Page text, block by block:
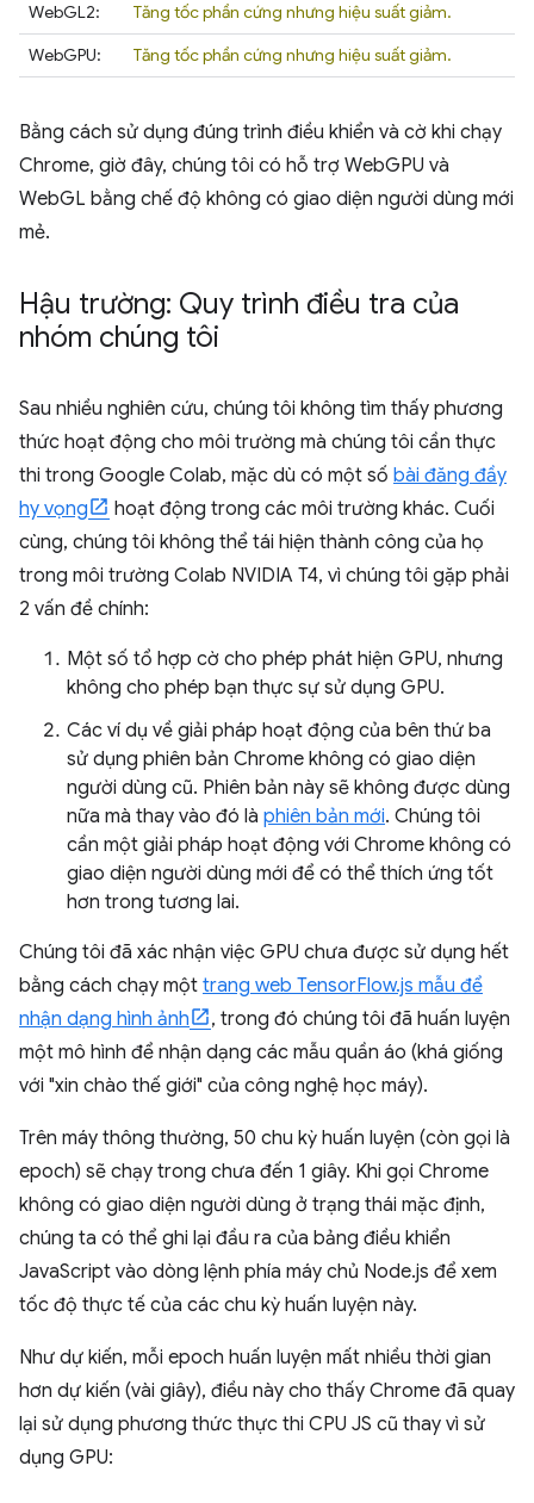
WebGL2:
Tăng tốc phần cứng nhưng hiệu suất giảm.
WebGPU:
Tăng tốc phần cứng nhưng hiệu suất giảm.
Bằng cách sử dụng đúng trình điều khiển và cờ khi chạy
Chrome, giờ đây, chúng tôi có hỗ trợ WebGPU và
WebGL bằng chế độ không có giao diện người dùng mới
mẻ.
Hậu trường: Quy trình điều tra của
nhóm chúng tôi
Sau nhiều nghiên cứu, chúng tôi không tìm thấy phương
thức hoạt động cho môi trường mà chúng tôi cần thực
thi trong Google Colab, mặc dù có một số bài đăng đầy
hy vọng
hoạt động trong các môi trường khác. Cuối
cùng, chúng tôi không thể tái hiện thành công của họ
trong môi trường Colab NVIDIA T4, vì chúng tôi gặp phải
2 vấn đề chính:
Một số tổ hợp cờ cho phép phát hiện GPU, nhưng
không cho phép bạn thực sự sử dụng GPU.
Các ví dụ về giải pháp hoạt động của bên thứ ba
sử dụng phiên bản Chrome không có giao diện
người dùng cũ. Phiên bản này sẽ không được dùng
nữa mà thay vào đó là phiên bản mới. Chúng tôi
cần một giải pháp hoạt động với Chrome không có
giao diện người dùng mới để có thể thích ứng tốt
hơn trong tương lai.
Chúng tôi đã xác nhận việc GPU chưa được sử dụng hết
bằng cách chạy một trang web TensorFlow.js mẫu để
nhận dạng hình ảnh
, trong đó chúng tôi đã huấn luyện
một mô hình để nhận dạng các mẫu quần áo (khá giống
với "xin chào thế giới" của công nghệ học máy).
Trên máy thông thường, 50 chu kỳ huấn luyện (còn gọi là
epoch) sẽ chạy trong chưa đến 1 giây. Khi gọi Chrome
không có giao diện người dùng ở trạng thái mặc định,
chúng ta có thể ghi lại đầu ra của bảng điều khiển
JavaScript vào dòng lệnh phía máy chủ Node.js để xem
tốc độ thực tế của các chu kỳ huấn luyện này.
Như dự kiến, mỗi epoch huấn luyện mất nhiều thời gian
hơn dự kiến (vài giây), điều này cho thấy Chrome đã quay
lại sử dụng phương thức thực thi CPU JS cũ thay vì sử
dụng GPU: